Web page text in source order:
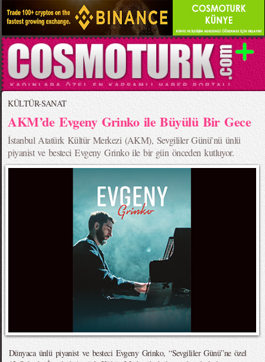
KÜLTÜR-SANAT
AKM’de Evgeny Grinko ile Büyülü Bir Gece
İstanbul Atatürk Kültür Merkezi (AKM), Sevgililer Günü’nü ünlü
piyanist ve besteci Evgeny Grinko ile bir gün önceden kutluyor.
Dünyaca ünlü piyanist ve besteci Evgeny Grinko, “Sevgililer Günü”ne özel